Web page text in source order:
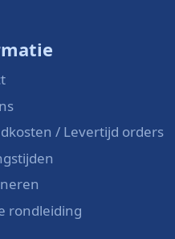
spelden
/ Levertijd orders
rondleiding